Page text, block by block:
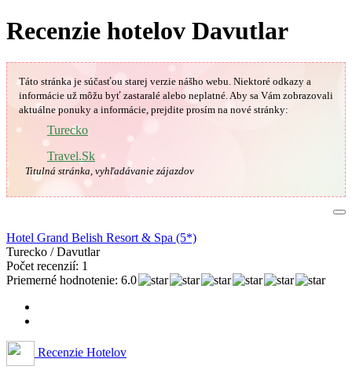
Recenzie hotelov Davutlar
Táto stránka je súčasťou starej verzie nášho webu. Niektoré odkazy a
informácie už môžu byť zastaralé alebo neplatné.Aby sa Vám zobrazovali
aktuálne ponuky a informácie, prejdite prosím na nové stránky:
Turecko
Travel.Sk
Titulná stránka, vyhľadávanie zájazdov
Hotel Grand Belish Resort & Spa (5*)
Turecko / Davutlar
Počet recenzií: 1
Priemerné hodnotenie: 6.0
Recenzie Hotelov